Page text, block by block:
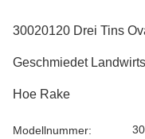
30020120 Drei Tins
Geschmiedet
Hoe Rake
Modellnummer: